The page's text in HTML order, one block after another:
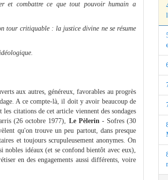
et combattre ce que tout pouvoir humain a
tour critiquable : la justice divine ne se résume
aux autres, généreux, favorables au progrès
A ce compte-là, il doit y avoir beaucoup de
citations de cet article viennent des sondages
(26 octobre 1977), Le Pèlerin- Sofres (30
qu'on trouve un peu partout, dans presque
et toujours scrupuleusement anonymes. On
nobles idéaux (et se confond bientôt avec eux),
en des engagements aussi différents, voire